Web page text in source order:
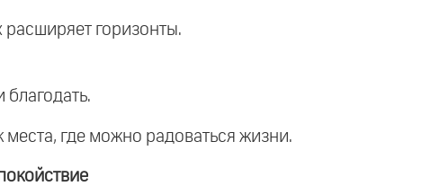
расширяет горизонты.
благодать.
где можно радоваться жизни.